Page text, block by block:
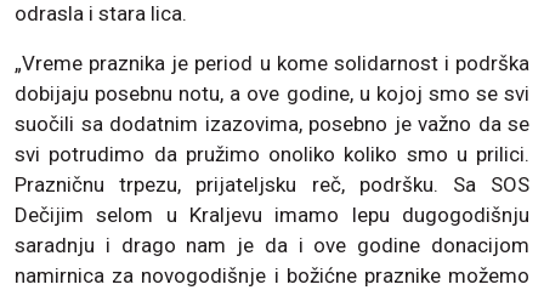
odrasla i stara lica.
„Vreme praznika je period u kome solidarnost i podrška
dobijaju posebnu notu, a ove godine, u kojoj smo se svi
suočili sa dodatnim izazovima, posebno je važno da se
svi potrudimo da pružimo onoliko koliko smo u prilici.
Prazničnu trpezu, prijateljsku reč, podršku. Sa SOS
Dečijim selom u Kraljevu imamo lepu dugogodišnju
saradnju i drago nam je da i ove godine donacijom
namirnica za novogodišnje i božićne praznike možemo